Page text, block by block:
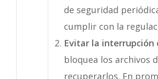
de seguridad
cumplir con la
Evitar la interrupción
bloquea los archivos
recuperarlos. En